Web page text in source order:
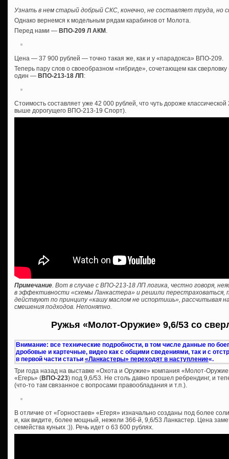
Узнать в нем старый добрый СКС, конечно, не составляет труда, но
Однако вернемся к модельным рядам карабинов от Молота.
Перед нами — ВПО-209 Л АКМ .
Цена — 37 900 рублей — точно такая же, как и у «парадокса» ВПО-209.
Теперь пару слов о своеобразном «гибриде», сочетающем как
один — ВПО-213-18 ЛП :
Стоимость составляет уже 42 000 рублей, что чуть дороже
выше дорогущего ВПО-213-19 Спорт).
Примечание. Вот в случае с ВПО-213-18 ЛП логика, честно говоря,
в эффективности «схемы Ланкастера» и решили перестраховаться,
действуют по принципу «кашу маслом не испортишь», рассчитывая
смешения подходов. Непонятно.
Ружья «Молот-Оружие» 9,6/53 со
Внимание: все технические подробности, в том числе данные по
дробовые и картечные, видео как с общими сведениями, так и с
в первой части статьи «Ланкастеры» переходят в наступление«.
Три года назад на выставке «Охота и Оружие» компания «Молот-
«Егерь» (ВПО-223) под 9,6/53. Не столь давно прошел ребрендинг, и
(что-то там связанное с вопросами правообладания и т.п.).
В отличие от «Горностаев» «Егеря» изначально созданы под более
и, как видите, более мощный, нежели 366-й, 9,6/53 Ланкастер. Цена
семейства куньих :)). Речь идет о 63 600 рублях.